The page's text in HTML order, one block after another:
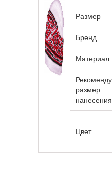
Размер
Бренд
Материал
размер
нанесения
Цвет